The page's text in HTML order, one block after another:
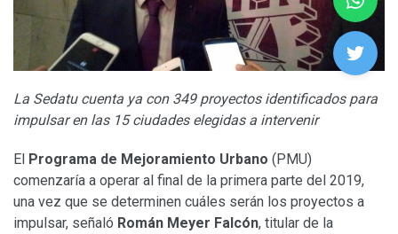
La Sedatu cuenta ya con 349 proyectos identificados para
impulsar en las 15 ciudades elegidas a intervenir
El Programa de Mejoramiento Urbano (PMU)
comenzaría a operar al final de la primera parte del 2019,
una vez que se determinen cuáles serán los proyectos a
impulsar, señaló Román Meyer Falcón, titular de la